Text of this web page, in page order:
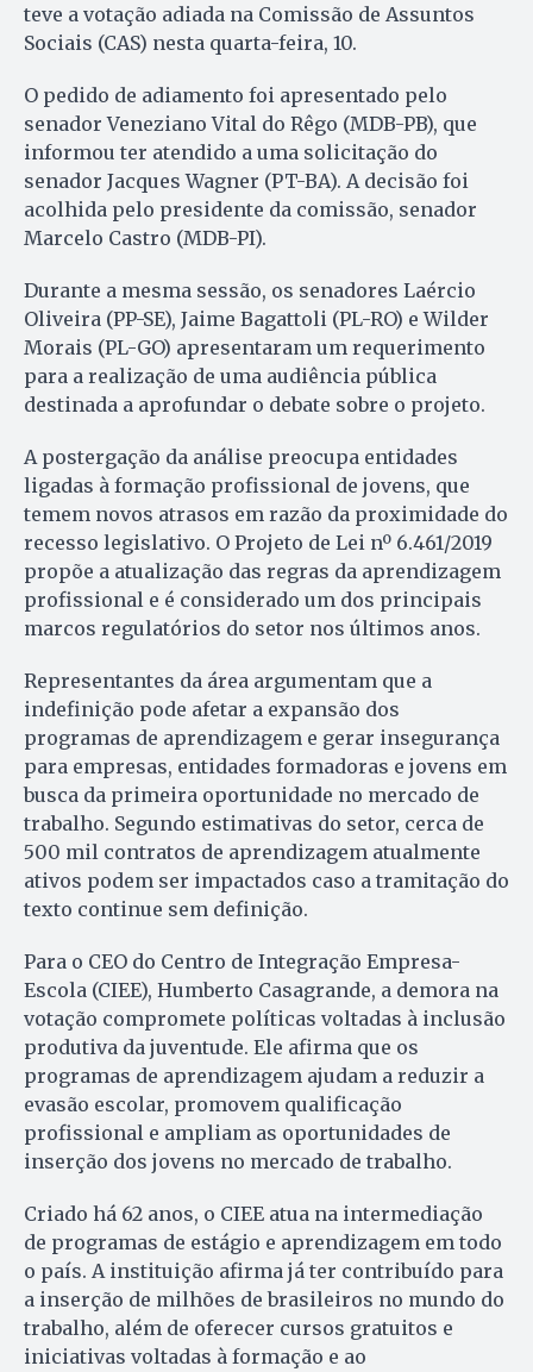
teve a votação adiada na Comissão de Assuntos
Sociais (CAS) nesta quarta-feira, 10.
O pedido de adiamento foi apresentado pelo
senador Veneziano Vital do Rêgo (MDB-PB), que
informou ter atendido a uma solicitação do
senador Jacques Wagner (PT-BA). A decisão foi
acolhida pelo presidente da comissão, senador
Marcelo Castro (MDB-PI).
Durante a mesma sessão, os senadores Laércio
Oliveira (PP-SE), Jaime Bagattoli (PL-RO) e Wilder
Morais (PL-GO) apresentaram um requerimento
para a realização de uma audiência pública
destinada a aprofundar o debate sobre o projeto.
A postergação da análise preocupa entidades
ligadas à formação profissional de jovens, que
temem novos atrasos em razão da proximidade do
recesso legislativo. O Projeto de Lei nº 6.461/2019
propõe a atualização das regras da aprendizagem
profissional e é considerado um dos principais
marcos regulatórios do setor nos últimos anos.
Representantes da área argumentam que a
indefinição pode afetar a expansão dos
programas de aprendizagem e gerar insegurança
para empresas, entidades formadoras e jovens em
busca da primeira oportunidade no mercado de
trabalho. Segundo estimativas do setor, cerca de
500 mil contratos de aprendizagem atualmente
ativos podem ser impactados caso a tramitação do
texto continue sem definição.
Para o CEO do Centro de Integração Empresa-
Escola (CIEE), Humberto Casagrande, a demora na
votação compromete políticas voltadas à inclusão
produtiva da juventude. Ele afirma que os
programas de aprendizagem ajudam a reduzir a
evasão escolar, promovem qualificação
profissional e ampliam as oportunidades de
inserção dos jovens no mercado de trabalho.
Criado há 62 anos, o CIEE atua na intermediação
de programas de estágio e aprendizagem em todo
o país. A instituição afirma já ter contribuído para
a inserção de milhões de brasileiros no mundo do
trabalho, além de oferecer cursos gratuitos e
iniciativas voltadas à formação e ao